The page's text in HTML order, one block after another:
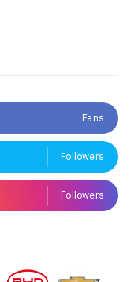
Fans
Followers
Followers